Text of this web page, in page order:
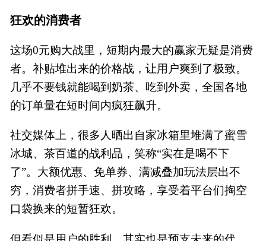
狂欢的消费者
这场0元购大战里，短期内最大的赢家无疑是消费
者。补贴堆出来的价格战，让用户爽到了极致。
几乎不要钱就能喝到奶茶、吃到外卖，全国各地
的订单量在短时间内疯狂飙升。
社交媒体上，很多人晒出自家冰箱里堆满了蜜雪
冰城、茶百道的战利品，笑称“实在是喝不下
了”。大额优惠、免单券、满减叠加玩法层出不
穷，消费者拼手速、拼攻略，享受着平台们掏空
口袋换来的短暂狂欢。